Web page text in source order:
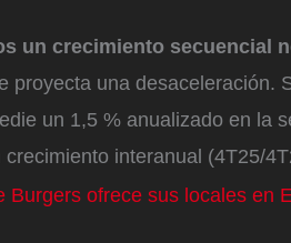
un crecimiento secuencial
proyecta una desaceleración.
un 1,5 % anualizado en la
interanual (4T25/
Burgers ofrece sus locales en